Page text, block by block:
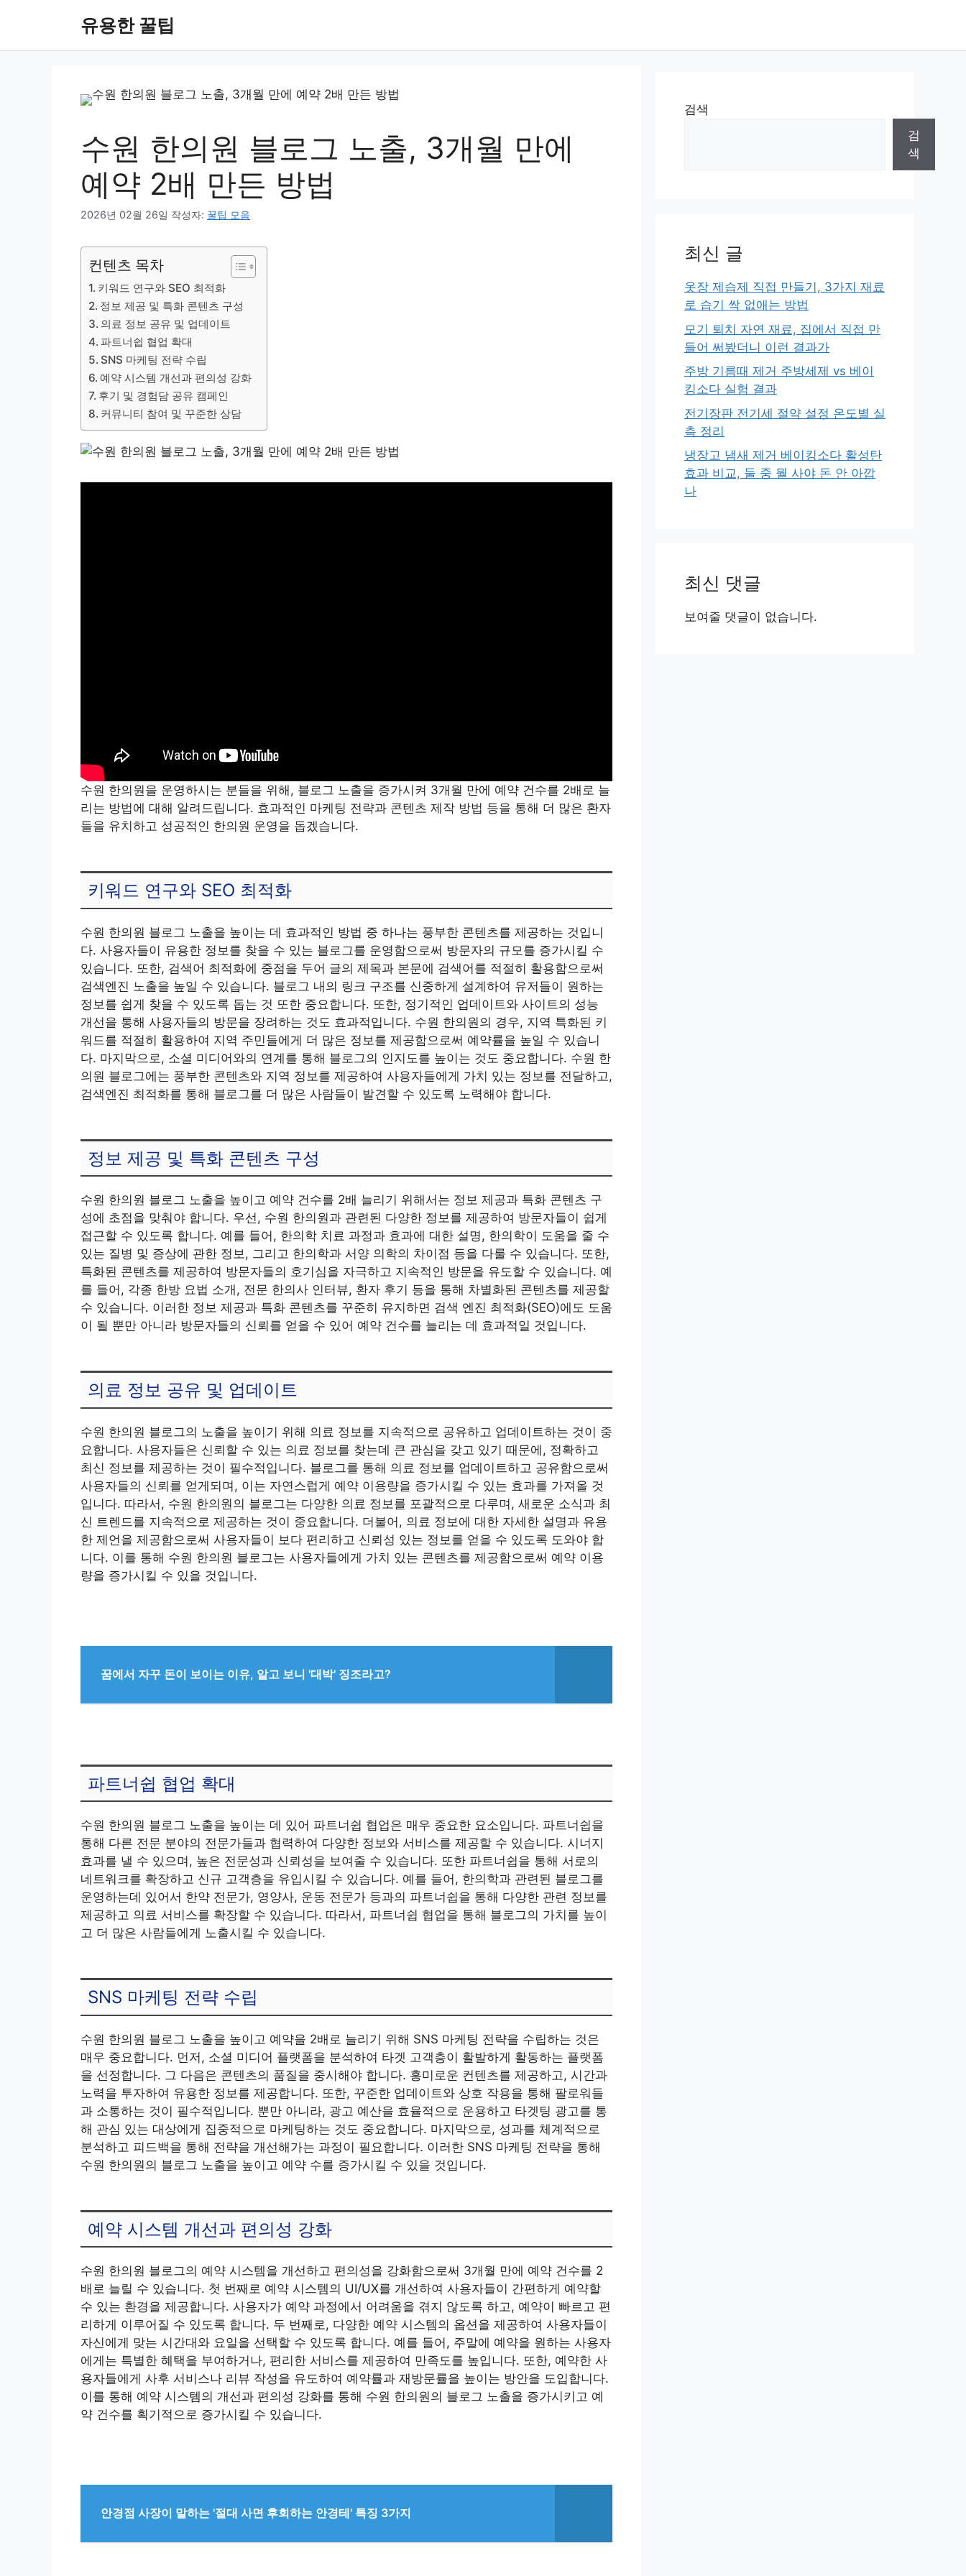
유용한 꿀팁
수원 한의원 블로그 노출, 3개월 만에
예약 2배 만든 방법
2026년 02월 26일 작성자: 꿀팁 모음
컨텐츠 목차
키워드 연구와 SEO 최적화
정보 제공 및 특화 콘텐츠 구성
의료 정보 공유 및 업데이트
파트너쉽 협업 확대
SNS 마케팅 전략 수립
예약 시스템 개선과 편의성 강화
후기 및 경험담 공유 캠페인
커뮤니티 참여 및 꾸준한 상담
수원 한의원을 운영하시는 분들을 위해, 블로그 노출을 증가시켜 3개월 만에 예약 건수를 2배로 늘
리는 방법에 대해 알려드립니다. 효과적인 마케팅 전략과 콘텐츠 제작 방법 등을 통해 더 많은 환자
들을 유치하고 성공적인 한의원 운영을 돕겠습니다.
키워드 연구와 SEO 최적화
수원 한의원 블로그 노출을 높이는 데 효과적인 방법 중 하나는 풍부한 콘텐츠를 제공하는 것입니
다. 사용자들이 유용한 정보를 찾을 수 있는 블로그를 운영함으로써 방문자의 규모를 증가시킬 수
있습니다. 또한, 검색어 최적화에 중점을 두어 글의 제목과 본문에 검색어를 적절히 활용함으로써
검색엔진 노출을 높일 수 있습니다. 블로그 내의 링크 구조를 신중하게 설계하여 유저들이 원하는
정보를 쉽게 찾을 수 있도록 돕는 것 또한 중요합니다. 또한, 정기적인 업데이트와 사이트의 성능
개선을 통해 사용자들의 방문을 장려하는 것도 효과적입니다. 수원 한의원의 경우, 지역 특화된 키
워드를 적절히 활용하여 지역 주민들에게 더 많은 정보를 제공함으로써 예약률을 높일 수 있습니
다. 마지막으로, 소셜 미디어와의 연계를 통해 블로그의 인지도를 높이는 것도 중요합니다. 수원 한
의원 블로그에는 풍부한 콘텐츠와 지역 정보를 제공하여 사용자들에게 가치 있는 정보를 전달하고,
검색엔진 최적화를 통해 블로그를 더 많은 사람들이 발견할 수 있도록 노력해야 합니다.
정보 제공 및 특화 콘텐츠 구성
수원 한의원 블로그 노출을 높이고 예약 건수를 2배 늘리기 위해서는 정보 제공과 특화 콘텐츠 구
성에 초점을 맞춰야 합니다. 우선, 수원 한의원과 관련된 다양한 정보를 제공하여 방문자들이 쉽게
접근할 수 있도록 합니다. 예를 들어, 한의학 치료 과정과 효과에 대한 설명, 한의학이 도움을 줄 수
있는 질병 및 증상에 관한 정보, 그리고 한의학과 서양 의학의 차이점 등을 다룰 수 있습니다. 또한,
특화된 콘텐츠를 제공하여 방문자들의 호기심을 자극하고 지속적인 방문을 유도할 수 있습니다. 예
를 들어, 각종 한방 요법 소개, 전문 한의사 인터뷰, 환자 후기 등을 통해 차별화된 콘텐츠를 제공할
수 있습니다. 이러한 정보 제공과 특화 콘텐츠를 꾸준히 유지하면 검색 엔진 최적화(SEO)에도 도움
이 될 뿐만 아니라 방문자들의 신뢰를 얻을 수 있어 예약 건수를 늘리는 데 효과적일 것입니다.
의료 정보 공유 및 업데이트
수원 한의원 블로그의 노출을 높이기 위해 의료 정보를 지속적으로 공유하고 업데이트하는 것이 중
요합니다. 사용자들은 신뢰할 수 있는 의료 정보를 찾는데 큰 관심을 갖고 있기 때문에, 정확하고
최신 정보를 제공하는 것이 필수적입니다. 블로그를 통해 의료 정보를 업데이트하고 공유함으로써
사용자들의 신뢰를 얻게되며, 이는 자연스럽게 예약 이용량을 증가시킬 수 있는 효과를 가져올 것
입니다. 따라서, 수원 한의원의 블로그는 다양한 의료 정보를 포괄적으로 다루며, 새로운 소식과 최
신 트렌드를 지속적으로 제공하는 것이 중요합니다. 더불어, 의료 정보에 대한 자세한 설명과 유용
한 제언을 제공함으로써 사용자들이 보다 편리하고 신뢰성 있는 정보를 얻을 수 있도록 도와야 합
니다. 이를 통해 수원 한의원 블로그는 사용자들에게 가치 있는 콘텐츠를 제공함으로써 예약 이용
량을 증가시킬 수 있을 것입니다.
꿈에서 자꾸 돈이 보이는 이유, 알고 보니 '대박' 징조라고?
파트너쉽 협업 확대
수원 한의원 블로그 노출을 높이는 데 있어 파트너쉽 협업은 매우 중요한 요소입니다. 파트너쉽을
통해 다른 전문 분야의 전문가들과 협력하여 다양한 정보와 서비스를 제공할 수 있습니다. 시너지
효과를 낼 수 있으며, 높은 전문성과 신뢰성을 보여줄 수 있습니다. 또한 파트너쉽을 통해 서로의
네트워크를 확장하고 신규 고객층을 유입시킬 수 있습니다. 예를 들어, 한의학과 관련된 블로그를
운영하는데 있어서 한약 전문가, 영양사, 운동 전문가 등과의 파트너쉽을 통해 다양한 관련 정보를
제공하고 의료 서비스를 확장할 수 있습니다. 따라서, 파트너쉽 협업을 통해 블로그의 가치를 높이
고 더 많은 사람들에게 노출시킬 수 있습니다.
SNS 마케팅 전략 수립
수원 한의원 블로그 노출을 높이고 예약을 2배로 늘리기 위해 SNS 마케팅 전략을 수립하는 것은
매우 중요합니다. 먼저, 소셜 미디어 플랫폼을 분석하여 타겟 고객층이 활발하게 활동하는 플랫폼
을 선정합니다. 그 다음은 콘텐츠의 품질을 중시해야 합니다. 흥미로운 컨텐츠를 제공하고, 시간과
노력을 투자하여 유용한 정보를 제공합니다. 또한, 꾸준한 업데이트와 상호 작용을 통해 팔로워들
과 소통하는 것이 필수적입니다. 뿐만 아니라, 광고 예산을 효율적으로 운용하고 타겟팅 광고를 통
해 관심 있는 대상에게 집중적으로 마케팅하는 것도 중요합니다. 마지막으로, 성과를 체계적으로
분석하고 피드백을 통해 전략을 개선해가는 과정이 필요합니다. 이러한 SNS 마케팅 전략을 통해
수원 한의원의 블로그 노출을 높이고 예약 수를 증가시킬 수 있을 것입니다.
예약 시스템 개선과 편의성 강화
수원 한의원 블로그의 예약 시스템을 개선하고 편의성을 강화함으로써 3개월 만에 예약 건수를 2
배로 늘릴 수 있습니다. 첫 번째로 예약 시스템의 UI/UX를 개선하여 사용자들이 간편하게 예약할
수 있는 환경을 제공합니다. 사용자가 예약 과정에서 어려움을 겪지 않도록 하고, 예약이 빠르고 편
리하게 이루어질 수 있도록 합니다. 두 번째로, 다양한 예약 시스템의 옵션을 제공하여 사용자들이
자신에게 맞는 시간대와 요일을 선택할 수 있도록 합니다. 예를 들어, 주말에 예약을 원하는 사용자
에게는 특별한 혜택을 부여하거나, 편리한 서비스를 제공하여 만족도를 높입니다. 또한, 예약한 사
용자들에게 사후 서비스나 리뷰 작성을 유도하여 예약률과 재방문률을 높이는 방안을 도입합니다.
이를 통해 예약 시스템의 개선과 편의성 강화를 통해 수원 한의원의 블로그 노출을 증가시키고 예
약 건수를 획기적으로 증가시킬 수 있습니다.
안경점 사장이 말하는 '절대 사면 후회하는 안경테' 특징 3가지
검색
검
색
최신 글
옷장 제습제 직접 만들기, 3가지 재료
로 습기 싹 없애는 방법
모기 퇴치 자연 재료, 집에서 직접 만
들어 써봤더니 이런 결과가
주방 기름때 제거 주방세제 vs 베이
킹소다 실험 결과
전기장판 전기세 절약 설정 온도별 실
측 정리
냉장고 냄새 제거 베이킹소다 활성탄
효과 비교, 둘 중 뭘 사야 돈 안 아깝
나
최신 댓글
보여줄 댓글이 없습니다.